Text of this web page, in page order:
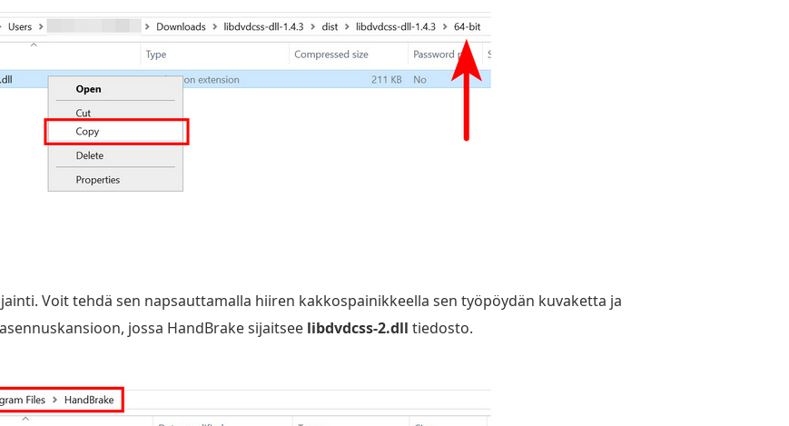
Voit tehdä sen napsauttamalla hiiren kakkospainikkeella sen työpöydän kuvaketta ja
jossa HandBrake sijaitsee libdvdcss-2.dll tiedosto.